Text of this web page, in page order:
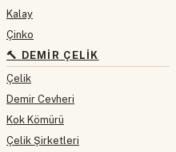
Kalay
Çinko
🔨 DEMIR ÇELIK
Çelik
Demir Cevheri
Kok Kömürü
Çelik Şirketleri